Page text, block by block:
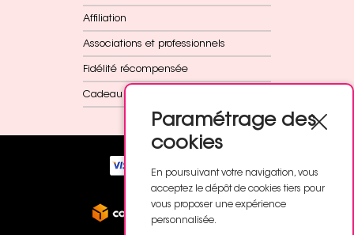
Affiliation
Associations et professionnels
Fidélité récompensée
Cadeau dès 60€
Paramétrage des
cookies
En poursuivant votre navigation, vous
acceptez le dépôt de cookies tiers pour
vous proposer une expérience
personnalisée.